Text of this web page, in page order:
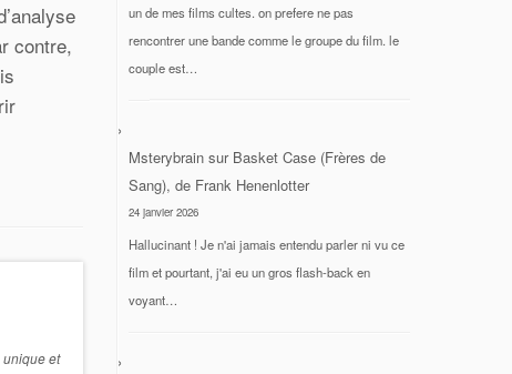
contre,
et
un de mes films cultes. on prefere ne pas
rencontrer une bande comme le groupe du film. le
couple est…
Msterybrain sur Basket Case (Frères de
Sang), de Frank Henenlotter
24 janvier 2026
Hallucinant ! Je n'ai jamais entendu parler ni vu ce
film et pourtant, j'ai eu un gros flash-back en
voyant…